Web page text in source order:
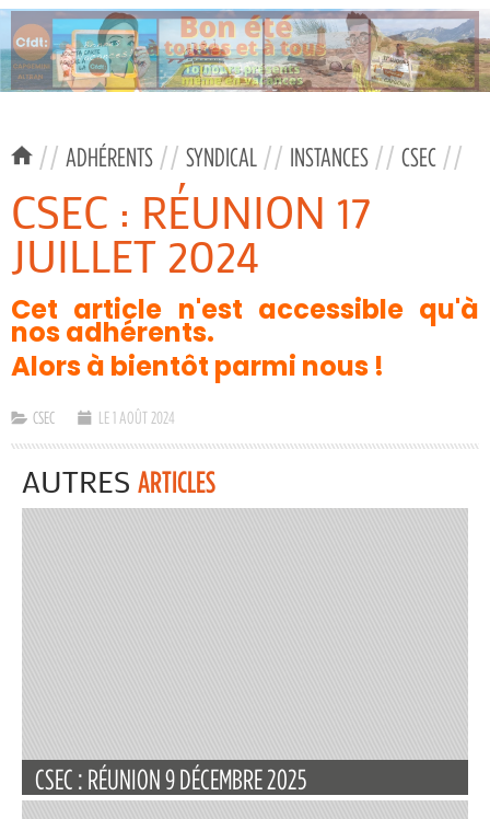
// ADHÉRENTS // SYNDICAL // INSTANCES // CSEC //
CSEC : RÉUNION 17
JUILLET 2024
Cet article n'est accessible qu'à
nos adhérents.
Alors à bientôt parmi nous !
CSEC LE 1 AOÛT 2024
AUTRES ARTICLES
CSEC : RÉUNION 9 DÉCEMBRE 2025